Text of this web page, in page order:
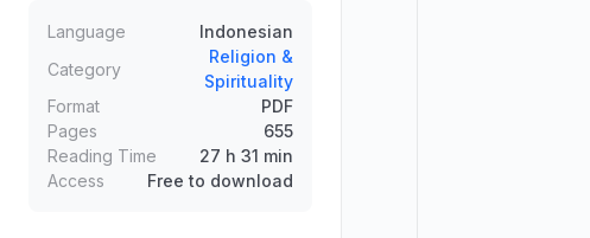
Language
Indonesian
Category
Religion &
Spirituality
Format
PDF
Pages
655
Reading Time
27 h 31 min
Access
Free to download